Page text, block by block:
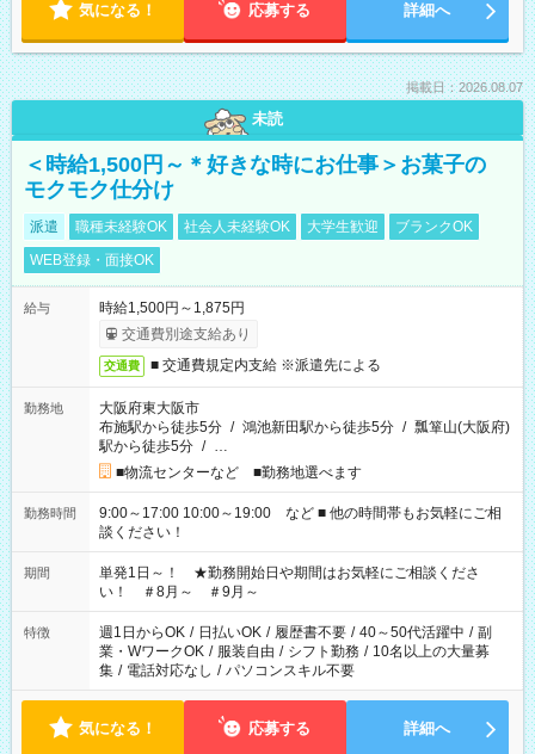
気になる！ 応募する 詳細へ
掲載日：2026.08.07
未読
＜時給1,500円～＊好きな時にお仕事＞お菓子の
モクモク仕分け
派遣 職種未経験OK 社会人未経験OK 大学生歓迎
ブランクOK
WEB登録・面接OK
給与
時給1,500円～1,875円
交通費別途支給あり
交通費 ■ 交通費規定内支給 ※派遣先による
勤務地
大阪府東大阪市
布施駅から徒歩5分 / 鴻池新田駅から徒歩5分 / 瓢箪山(大阪府)
駅から徒歩5分 / …
■物流センターなど ■勤務地選べます
勤務時間
9:00～17:00 10:00～19:00 など ■ 他の時間帯もお気軽にご相
談ください！
期間
単発1日～！ ★勤務開始日や期間はお気軽にご相談くださ
い！ ＃8月～ ＃9月～
特徴 週1日からOK / 日払いOK / 履歴書不要 / 40～50代活躍中 / 副
業・WワークOK / 服装自由 / シフト勤務 / 10名以上の大量募
集 / 電話対応なし / パソコンスキル不要
気になる！ 応募する 詳細へ